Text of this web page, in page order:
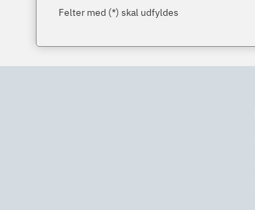
Felter med (*) skal udfyldes